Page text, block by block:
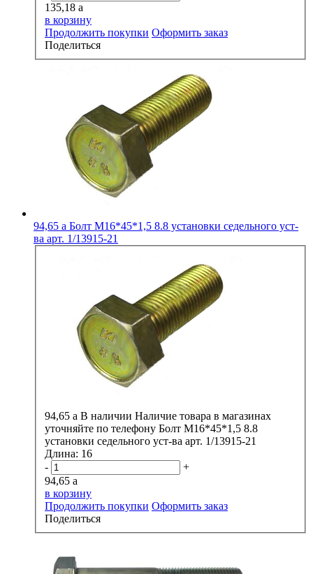
135,18 a
в корзину
Продолжить покупки Оформить заказ
Поделиться
94,65 a Болт М16*45*1,5 8.8 установки седельного уст-
ва арт. 1/13915-21
94,65 a В наличии Наличие товара в магазинах
уточняйте по телефону Болт М16*45*1,5 8.8
установки седельного уст-ва арт. 1/13915-21
Длина: 16
-
+
94,65 a
в корзину
Продолжить покупки Оформить заказ
Поделиться